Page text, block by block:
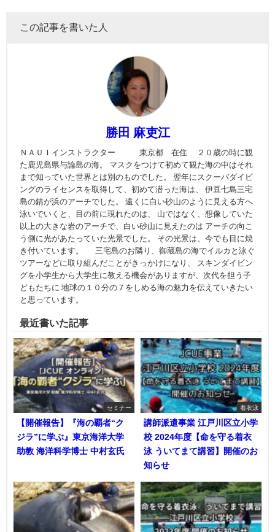
この記事を書いた人
勝田 麻吏江
ＮＡＵＩインストラクター 東京都 在住 ２０歳の時に観
た鹿児島県与論島の海。 マスクをつけて初めて観た海の中はそれ
まで知っていた世界とは別のものでした。 翌年にスクーバダイビ
ングのライセンスを取得して、初めて潜った海は、 伊豆七島三宅
島の錆が浜のアーチでした。 遠くに白い砂山のように見える方へ
泳いでいくと、目の前に現れたのは、 山ではなく、想像していた
以上の大きな岩のアーチで、白い砂山に見えたのは アーチの向こ
う側に光があたっていた光景でした。 その光景は、今でも目に焼
き付いています。 三宅島のお隣り、御蔵島の海でイルカと泳ぐ
ツアーなどに取り組んだことがきっかけになり、 スキンダイビン
グを小学生から大学生に教える機会がありますが、次代を担う子
どもたちに 地球の１０分の７をしめる海の魅力を伝えていきたい
と思っています。
最近書いた記事
セミナー
【開催報告】『海の覇者“ク
ジラ”に学ぶ』東京海洋大学
助教 海洋科学博士 中村玄氏
着衣泳
講師派遣事業 江戸川区立小学
校 2024年度【命を守る着衣
泳 ういてまて講習】開催のお
知らせ